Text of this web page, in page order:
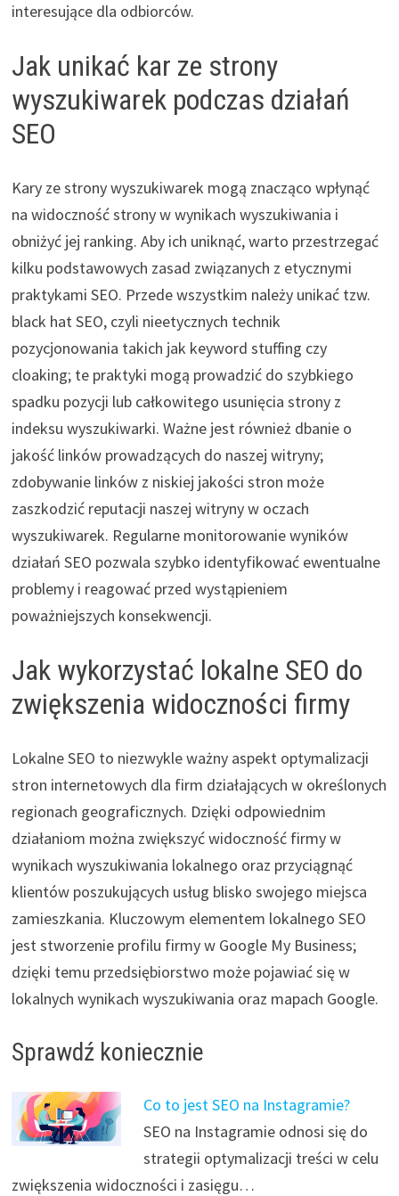
interesujące dla odbiorców.
Jak unikać kar ze strony
wyszukiwarek podczas działań
SEO
Kary ze strony wyszukiwarek mogą znacząco wpłynąć
na widoczność strony w wynikach wyszukiwania i
obniżyć jej ranking. Aby ich uniknąć, warto przestrzegać
kilku podstawowych zasad związanych z etycznymi
praktykami SEO. Przede wszystkim należy unikać tzw.
black hat SEO, czyli nieetycznych technik
pozycjonowania takich jak keyword stuffing czy
cloaking; te praktyki mogą prowadzić do szybkiego
spadku pozycji lub całkowitego usunięcia strony z
indeksu wyszukiwarki. Ważne jest również dbanie o
jakość linków prowadzących do naszej witryny;
zdobywanie linków z niskiej jakości stron może
zaszkodzić reputacji naszej witryny w oczach
wyszukiwarek. Regularne monitorowanie wyników
działań SEO pozwala szybko identyfikować ewentualne
problemy i reagować przed wystąpieniem
poważniejszych konsekwencji.
Jak wykorzystać lokalne SEO do
zwiększenia widoczności firmy
Lokalne SEO to niezwykle ważny aspekt optymalizacji
stron internetowych dla firm działających w określonych
regionach geograficznych. Dzięki odpowiednim
działaniom można zwiększyć widoczność firmy w
wynikach wyszukiwania lokalnego oraz przyciągnąć
klientów poszukujących usług blisko swojego miejsca
zamieszkania. Kluczowym elementem lokalnego SEO
jest stworzenie profilu firmy w Google My Business;
dzięki temu przedsiębiorstwo może pojawiać się w
lokalnych wynikach wyszukiwania oraz mapach Google.
Sprawdź koniecznie
Co to jest SEO na Instagramie?
SEO na Instagramie odnosi się do
strategii optymalizacji treści w celu
zwiększenia widoczności i zasięgu…